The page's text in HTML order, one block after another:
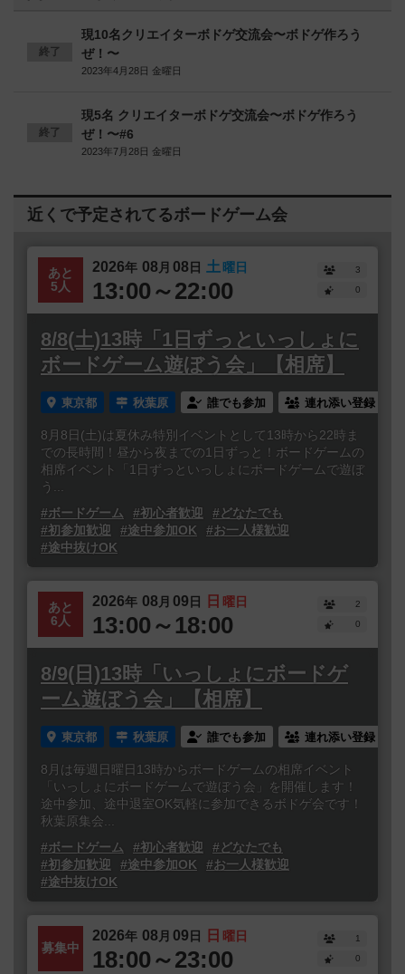
終了
現10名クリエイターボドゲ交流会〜ボドゲ作ろう
ぜ！〜
2023年4月28日 金曜日
終了
現5名 クリエイターボドゲ交流会〜ボドゲ作ろう
ぜ！〜#6
2023年7月28日 金曜日
近くで予定されてるボードゲーム会
あと
5人
2026年 08 月 08日 土曜日
13:00～22:00
3
0
8/8(土)13時「1日ずっといっしょに
ボードゲーム遊ぼう会」【相席】
東京都 秋葉原 誰でも参加 連れ添い登録
8月8日(土)は夏休み特別イベントとして13時から22時ま
での長時間！昼から夜までの1日ずっと！ボードゲームの
相席イベント「1日ずっといっしょにボードゲームで遊ぼ
う...
#ボードゲーム
#初心者歓迎
#どなたでも
#初参加歓迎
#途中参加OK
#お一人様歓迎
#途中抜けOK
あと
6人
2026年 08 月 09日 日 曜日
13:00～18:00
2
0
8/9(日)13時「いっしょにボードゲ
ーム遊ぼう会」【相席】
東京都 秋葉原 誰でも参加 連れ添い登録
8月は毎週日曜日13時からボードゲームの相席イベント
「いっしょにボードゲームで遊ぼう会」を開催します！
途中参加、途中退室OK気軽に参加できるボドゲ会です！
秋葉原集会...
#ボードゲーム
#初心者歓迎
#どなたでも
#初参加歓迎
#途中参加OK
#お一人様歓迎
#途中抜けOK
募集中
2026年 08 月 09日 日 曜日
18:00～23:00
1
0